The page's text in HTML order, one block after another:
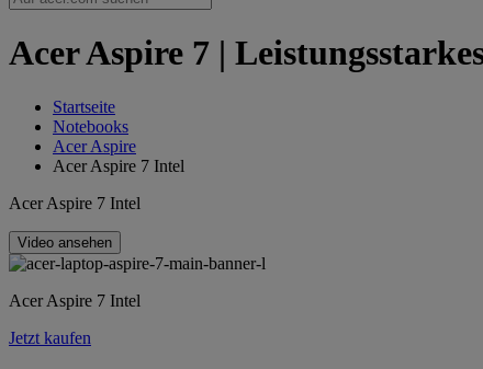
Acer Aspire 7 |
Startseite
Notebooks
Acer Aspire
Acer Aspire 7 Intel
Acer Aspire 7 Intel
Video ansehen
Acer Aspire 7 Intel
Jetzt kaufen